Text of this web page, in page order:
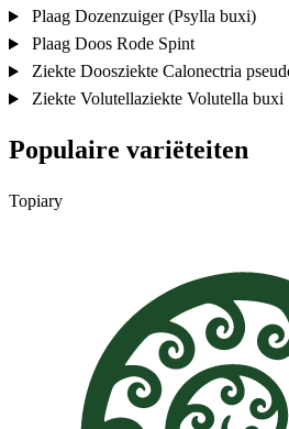
Plaag Dozenzuiger (Psylla buxi)
Plaag Doos Rode Spint
Ziekte Doosziekte Calonectria
Ziekte Volutellaziekte Volutella buxi
Populaire variëteiten
Topiary